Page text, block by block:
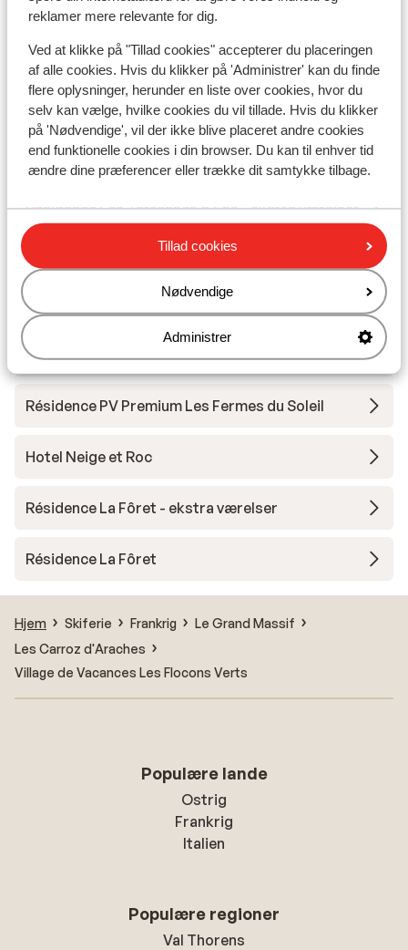
reklamer mere relevante for dig.
Ved at klikke på "Tillad cookies" accepterer du placeringen
af alle cookies. Hvis du klikker på 'Administrer' kan du finde
flere oplysninger, herunder en liste over cookies, hvor du
selv kan vælge, hvilke cookies du vil tillade. Hvis du klikker
på 'Nødvendige', vil der ikke blive placeret andre cookies
end funktionelle cookies i din browser. Du kan til enhver tid
ændre dine præferencer eller trække dit samtykke tilbage.
Tillad cookies
Nødvendige
Administrer
Club Belambra Flaine Panorama
Résidence Les Gémeaux
Hotel Le Totem
Résidence Les Terrasses d'Eos
Résidence Les Terrasses d'Eos - ekstra værelser
Résidence Les Terrasses d'Helios - fordelagtig
pris
Résidence Les Terrasses d'Helios - Ekstra
lejligheder
Résidence PV Premium Les Fermes du Soleil
Hotel Neige et Roc
Résidence La Fôret - ekstra værelser
Résidence La Fôret
Hjem Skiferie Frankrig
Le Grand Massif
Les Carroz d'Araches
Village de Vacances Les Flocons Verts
Populære lande
Ostrig
Frankrig
Italien
Populære regioner
Val Thorens